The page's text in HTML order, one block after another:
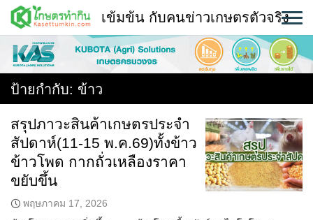
Skip
content
พืช
หน้าแรก
แวดวงเกษตร
ใคร ทำอะไร ที่ไหน
สถานีข่าววันนี้
เข้มข้น กับคนข่าวเกษตรตัวจริง
ป้ายกำกับ: ข้าว
สรุปภาวะสินค้าเกษตรประจำ
สัปดาห์(11-15 พ.ค.69)ทั้งข้าว
ข้าวโพด กากถั่วเหลืองราคา
ขยับขึ้น
พฤษภาคม 17, 2026